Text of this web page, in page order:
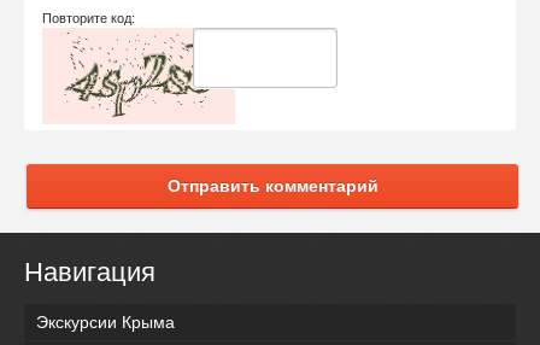
Повторите код:
Отправить комментарий
Навигация
Экскурсии Крыма